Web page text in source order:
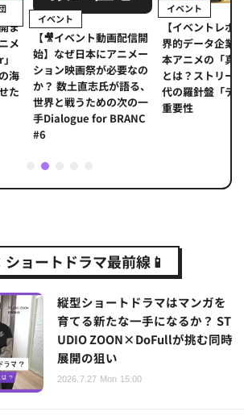
ま
メ
海
た
イベント
【🎥イベント動画配信開
始】なぜ日本にアニメー
ション映画祭が必要なの
か？ 数土直志氏が語る、
世界と戦うための次の一
手Dialogue for BRANC
#6
イベント
【イベントレポ
界的データ企業
本アニメの「真
とは？ストリー
代の羅針盤「デ
重要性
2
ショートドラマ最前線📱
縦型ショートドラマはマンガを
育てる新たな一手になるか？ ST
UDIO ZOON×DoFullが挑む同時
展開の狙い
2026.7.27 Mon 15:00